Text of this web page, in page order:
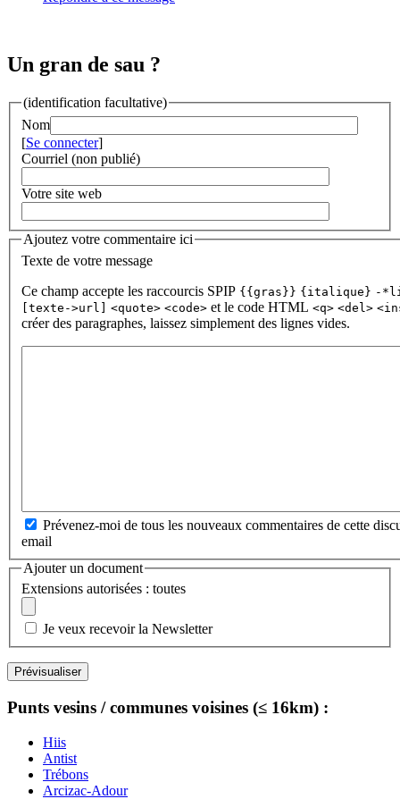
Un gran de sau ?
(identification facultative)
Nom
[Se connecter]
Courriel (non publié)
Votre site web
Ajoutez votre commentaire ici
Texte de votre message
Ce champ accepte les raccourcis SPIP {{gras}} {italique} -
[texte->url] <quote> <code> et le code HTML <q> <del>
créer des paragraphes, laissez simplement des lignes vides.
Prévenez-moi de tous les nouveaux commentaires de cette
email
Ajouter un document
Extensions autorisées : toutes
Je veux recevoir la Newsletter
Punts vesins / communes voisines (≤ 16km) :
Hiis
Antist
Trébons
Arcizac-Adour